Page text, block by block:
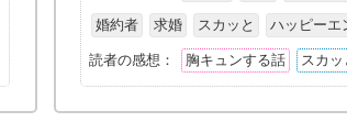
婚約者 求婚 スカッと ハッピーエ
読者の感想： 胸キュンする話 スカ